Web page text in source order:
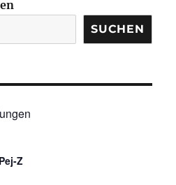
SUCHEN
Z